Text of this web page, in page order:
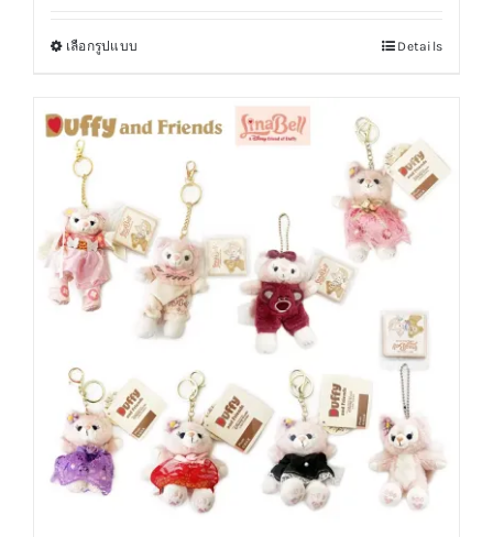
เลือกรูปแบบ
variants.
The
options
may
be
chosen
the
product
page
Details